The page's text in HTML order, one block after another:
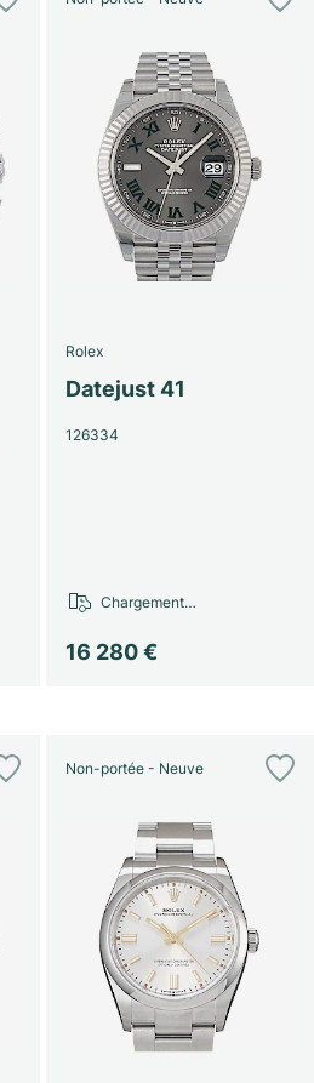
Rolex
Datejust 41
126334
16 280 €
Chargement…
Non-portée - Neuve